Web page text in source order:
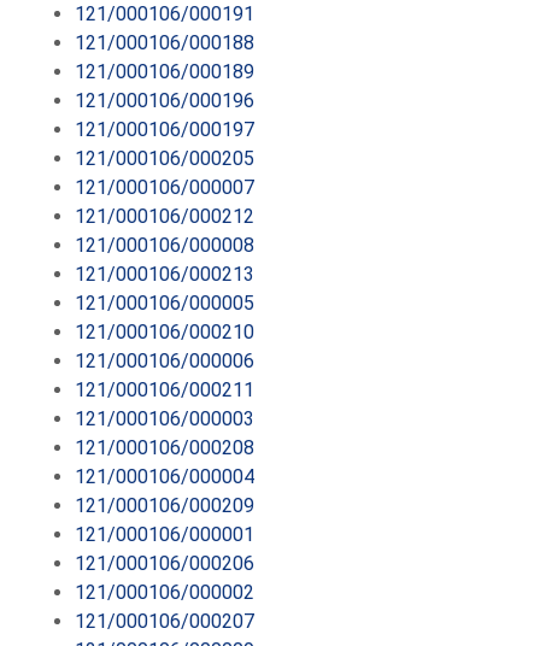
121/000106/000191
121/000106/000188
121/000106/000189
121/000106/000196
121/000106/000197
121/000106/000205
121/000106/000007
121/000106/000212
121/000106/000008
121/000106/000213
121/000106/000005
121/000106/000210
121/000106/000006
121/000106/000211
121/000106/000003
121/000106/000208
121/000106/000004
121/000106/000209
121/000106/000001
121/000106/000206
121/000106/000002
121/000106/000207